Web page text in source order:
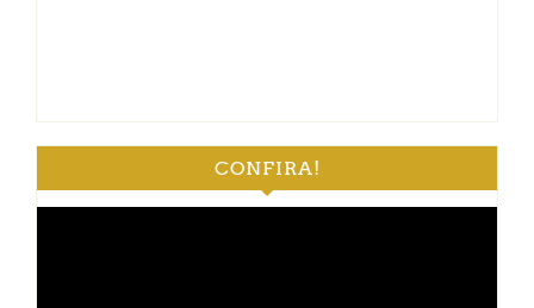
CONFIRA!